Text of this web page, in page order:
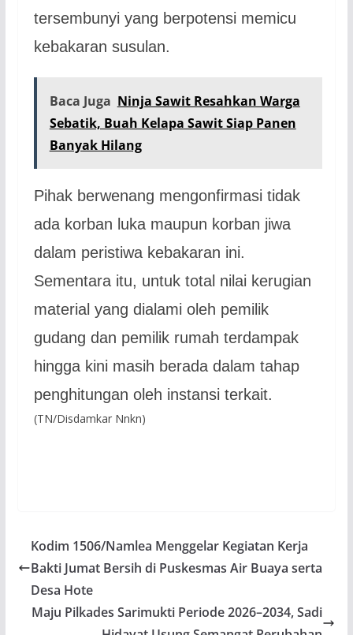
tersembunyi yang berpotensi memicu
kebakaran susulan.
Baca Juga Ninja Sawit Resahkan Warga
Sebatik, Buah Kelapa Sawit Siap Panen
Banyak Hilang
Pihak berwenang mengonfirmasi tidak
ada korban luka maupun korban jiwa
dalam peristiwa kebakaran ini.
Sementara itu, untuk total nilai kerugian
material yang dialami oleh pemilik
gudang dan pemilik rumah terdampak
hingga kini masih berada dalam tahap
penghitungan oleh instansi terkait.
(TN/Disdamkar Nnkn)
Kodim 1506/Namlea Menggelar Kegiatan Kerja
Bakti Jumat Bersih di Puskesmas Air Buaya serta
Desa Hote
Maju Pilkades Sarimukti Periode 2026–2034, Sadi